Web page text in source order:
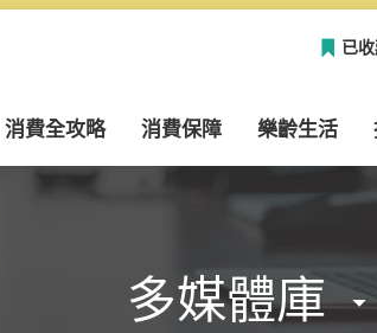
已
消費全攻略 消費保障 樂齡生活
多媒體庫